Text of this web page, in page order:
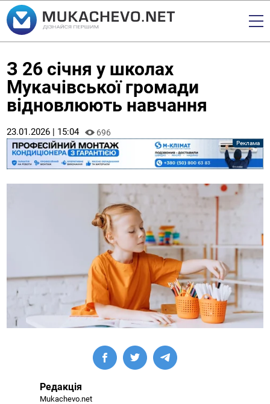
З 26 січня у школах
Мукачівської громади
відновлюють навчання
23.01.2026 | 15:04 696
Редакція
Mukachevo.net